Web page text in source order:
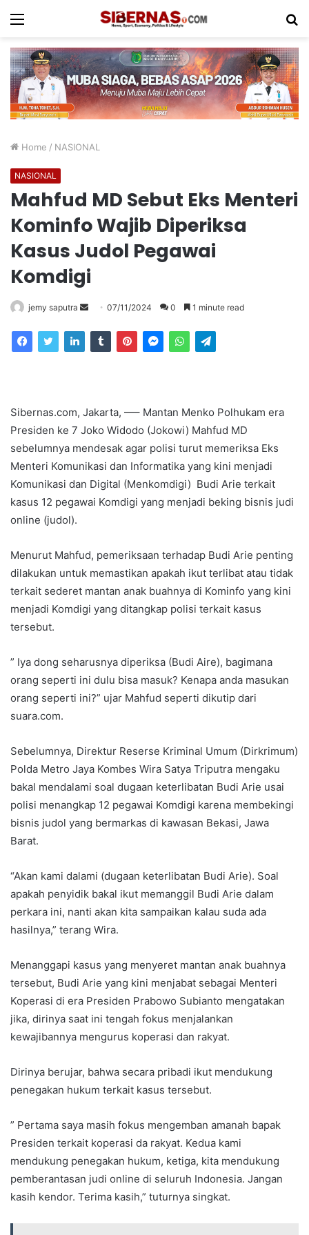
Menu
Home / NASIONAL
NASIONAL
Mahfud MD Sebut Eks Menteri
Kominfo Wajib Diperiksa
Kasus Judol Pegawai
Komdigi
jemy saputra
Send
email
07/11/2024 0 1 minute read
Sibernas.com, Jakarta, —– Mantan Menko Polhukam era
Presiden ke 7 Joko Widodo (Jokowi) Mahfud MD
sebelumnya mendesak agar polisi turut memeriksa Eks
Menteri Komunikasi dan Informatika yang kini menjadi
Komunikasi dan Digital (Menkomdigi) Budi Arie terkait
kasus 12 pegawai Komdigi yang menjadi beking bisnis judi
online (judol).
Menurut Mahfud, pemeriksaan terhadap Budi Arie penting
dilakukan untuk memastikan apakah ikut terlibat atau tidak
terkait sederet mantan anak buahnya di Kominfo yang kini
menjadi Komdigi yang ditangkap polisi terkait kasus
tersebut.
” Iya dong seharusnya diperiksa (Budi Aire), bagimana
orang seperti ini dulu bisa masuk? Kenapa anda masukan
orang seperti ini?” ujar Mahfud seperti dikutip dari
suara.com.
Sebelumnya, Direktur Reserse Kriminal Umum (Dirkrimum)
Polda Metro Jaya Kombes Wira Satya Triputra mengaku
bakal mendalami soal dugaan keterlibatan Budi Arie usai
polisi menangkap 12 pegawai Komdigi karena membekingi
bisnis judol yang bermarkas di kawasan Bekasi, Jawa
Barat.
“Akan kami dalami (dugaan keterlibatan Budi Arie). Soal
apakah penyidik bakal ikut memanggil Budi Arie dalam
perkara ini, nanti akan kita sampaikan kalau suda ada
hasilnya,” terang Wira.
Menanggapi kasus yang menyeret mantan anak buahnya
tersebut, Budi Arie yang kini menjabat sebagai Menteri
Koperasi di era Presiden Prabowo Subianto mengatakan
jika, dirinya saat ini tengah fokus menjalankan
kewajibannya mengurus koperasi dan rakyat.
Dirinya berujar, bahwa secara pribadi ikut mendukung
penegakan hukum terkait kasus tersebut.
” Pertama saya masih fokus mengemban amanah bapak
Presiden terkait koperasi da rakyat. Kedua kami
mendukung penegakan hukum, ketiga, kita mendukung
pemberantasan judi online di seluruh Indonesia. Jangan
kasih kendor. Terima kasih,” tuturnya singkat.